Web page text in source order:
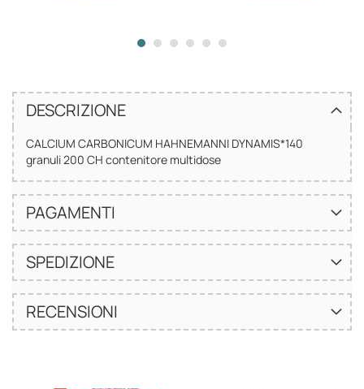
DESCRIZIONE
CALCIUM CARBONICUM HAHNEMANNI DYNAMIS*140
granuli 200 CH contenitore multidose
PAGAMENTI
SPEDIZIONE
RECENSIONI